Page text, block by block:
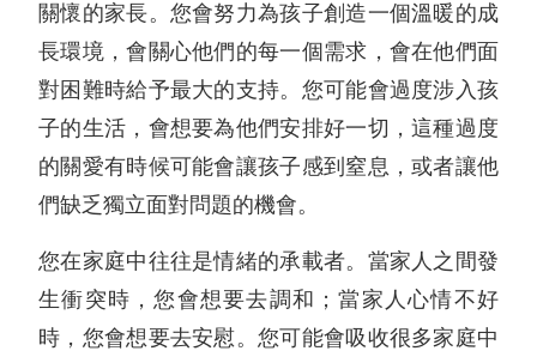
關懷的家長。您會努力為孩子創造一個溫暖的成
長環境，會關心他們的每一個需求，會在他們面
對困難時給予最大的支持。您可能會過度涉入孩
子的生活，會想要為他們安排好一切，這種過度
的關愛有時候可能會讓孩子感到窒息，或者讓他
們缺乏獨立面對問題的機會。
您在家庭中往往是情緒的承載者。當家人之間發
生衝突時，您會想要去調和；當家人心情不好
時，您會想要去安慰。您可能會吸收很多家庭中